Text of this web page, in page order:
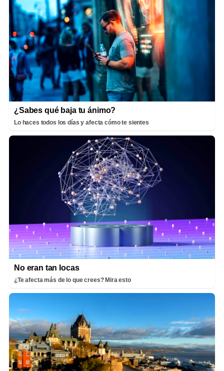
¿Sabes qué baja tu ánimo?
Lo haces todos los días y afecta cómo te sientes
No eran tan locas
¿Te afecta más de lo que crees? Mira esto